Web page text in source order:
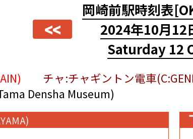
<<
岡崎前駅時刻表
2024年10月12
Saturday 12
チャ:チャギントン電車
Densha Museum)